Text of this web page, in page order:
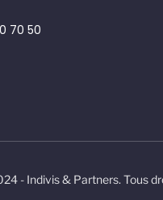
70 50
- Indivis & Partners. Tous